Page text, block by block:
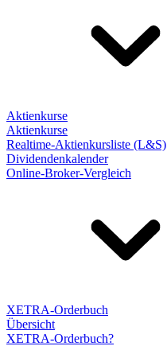
Aktienkurse
Aktienkurse
Realtime-Aktienkursliste (L&S)
Dividendenkalender
Online-Broker-Vergleich
XETRA-Orderbuch
Übersicht
XETRA-Orderbuch?